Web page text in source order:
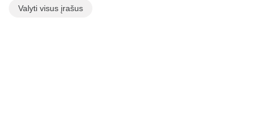
Valyti visus įrašus